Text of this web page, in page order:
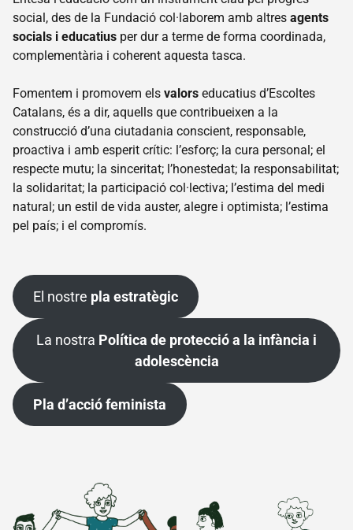
Fem
xarxa
Transparència
Escoltes
Catalans
Projectes
Quico
Sabaté
Camps
de
Promoció
del bon
Escola
Forca
Coneix
l’Escola
Forca
formatiu
Preguntes
social, des de la Fundació col·laborem amb altres agents
socials i educatius per dur a terme de forma coordinada,
complementària i coherent aquesta tasca.
Fomentem i promovem els valors educatius d’Escoltes
Catalans, és a dir, aquells que contribueixen a la
construcció d’una ciutadania conscient, responsable,
proactiva i amb esperit crític: l’esforç; la cura personal; el
respecte mutu; la sinceritat; l’honestedat; la responsabilitat;
la solidaritat; la participació col·lectiva; l’estima del medi
natural; un estil de vida auster, alegre i optimista; l’estima
pel país; i el compromís.
El nostre pla estratègic
La nostra Política de protecció a la infància i
adolescència
Pla d’acció feminista